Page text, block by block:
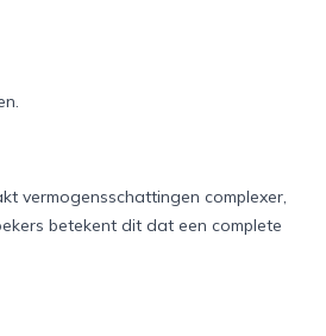
vermogensschattingen complexer,
betekent dit dat een complete